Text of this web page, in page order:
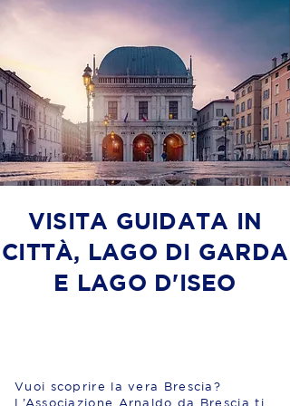
VISITA GUIDATA IN
CITTÀ, LAGO DI GARDA
E LAGO D'ISEO
Vuoi scoprire la vera Brescia?
L’Associazione Arnaldo da Brescia ti